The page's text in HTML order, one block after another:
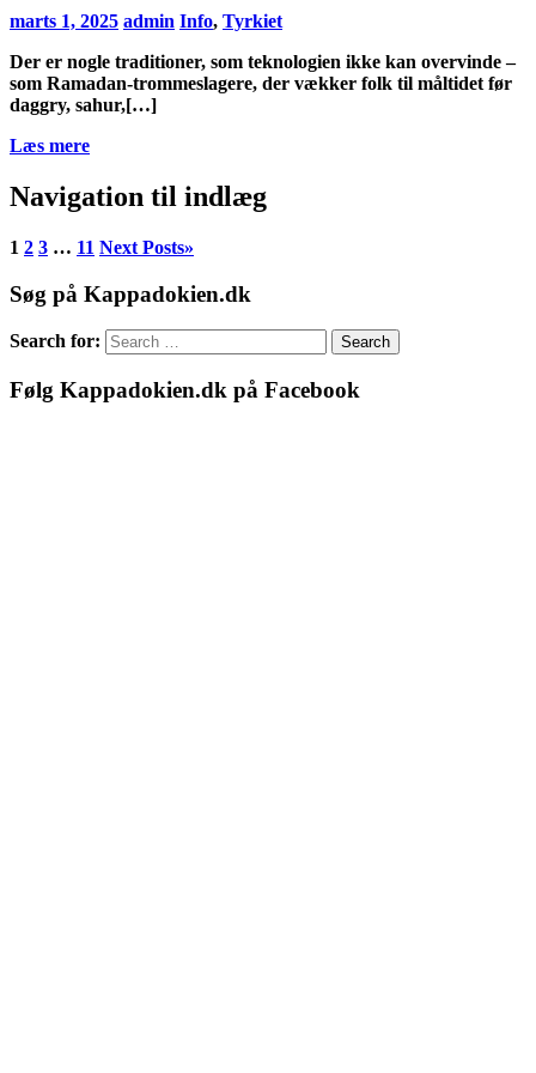
marts 1, 2025 admin Info, Tyrkiet
Der er nogle traditioner, som teknologien ikke kan overvinde –
som Ramadan-trommeslagere, der vækker folk til måltidet før
daggry, sahur,[…]
Læs mere
Navigation til indlæg
1 2 3 … 11 Next Posts»
Søg på Kappadokien.dk
Search for: Search
Følg Kappadokien.dk på Facebook